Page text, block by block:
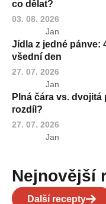
co dělat?
03. 08. 2026
Jan
Jídla z jedné pánve:
všední den
27. 07. 2026
Jan
Plná čára vs. dvojitá
rozdíl?
27. 07. 2026
Jan
Nejnovější
Další recepty